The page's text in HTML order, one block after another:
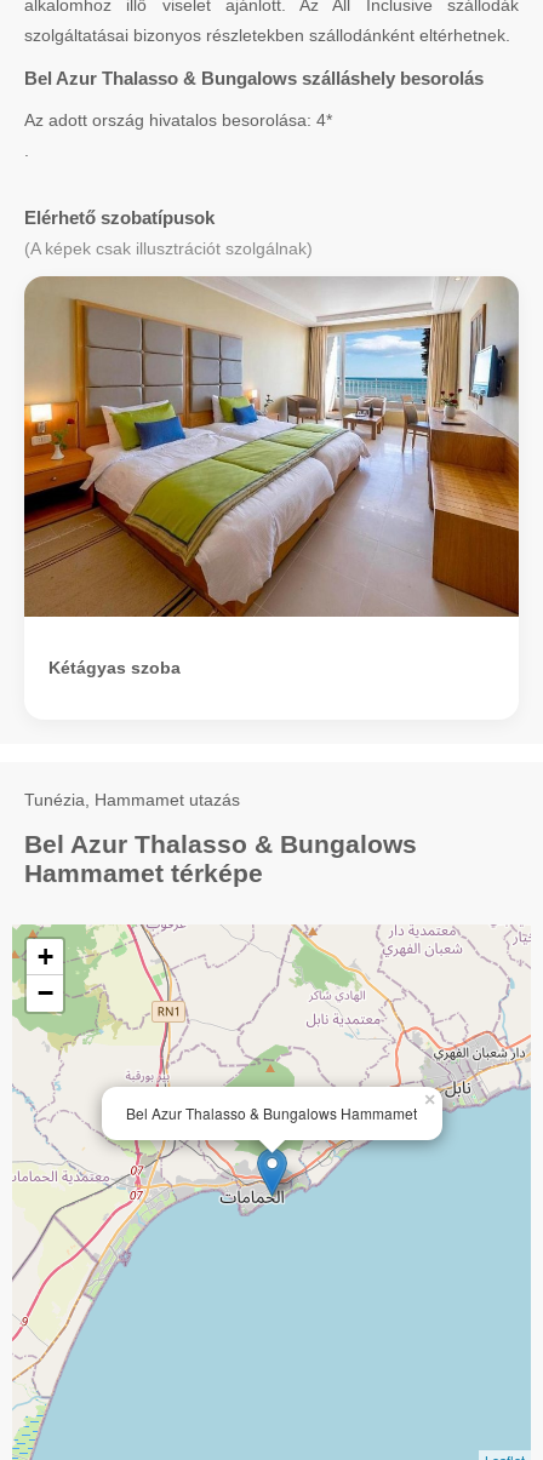
alkalomhoz illő viselet ajánlott. Az All Inclusive szállodák
szolgáltatásai bizonyos részletekben szállodánként eltérhetnek.
Bel Azur Thalasso & Bungalows szálláshely besorolás
Az adott ország hivatalos besorolása: 4*
Elérhető szobatípusok
(A képek csak illusztrációt szolgálnak)
Kétágyas szoba
Tunézia, Hammamet utazás
Bel Azur Thalasso & Bungalows
Hammamet térképe
Bel Azur Thalasso & Bungalows Hammamet
×
+
−